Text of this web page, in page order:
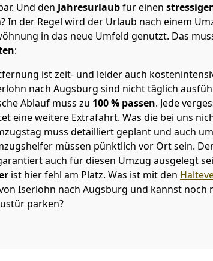
Und den Jahresurlaubfür einen
In der Regel wird der Urlaub nach einem
in das neue Umfeld genutzt. Das
:
ist zeit- und leider auch
nach Augsburg sind nicht täglich
Ablauf muss zu 100 % passen. Jede
eine weitere Extrafahrt. Was die bei uns
muss detailliert geplant und auch
müssen pünktlich vor Ort sein.
auch für diesen Umzug ausgelegt
ist hier fehl am Platz. Was ist mit den
Iserlohn nach Augsburg und kannst noch
parken?